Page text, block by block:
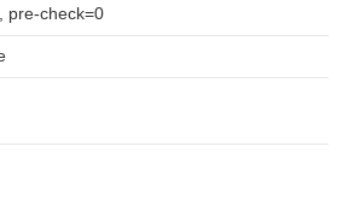
pre-check=0